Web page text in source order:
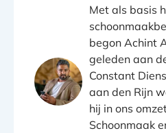
Met als basis
begon Achint
geleden aan
Constant
aan den Rijn
hij in ons
Schoonmaak